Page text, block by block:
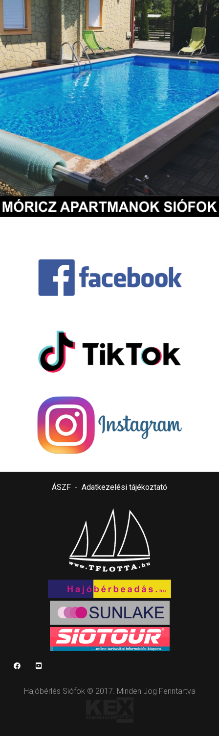
ÁSZF - Adatkezelési tájékoztató
Hajóbérlés Siófok © 2017. Minden Jog Fenntartva